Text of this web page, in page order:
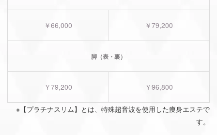
￥66,000 ￥79,200
脚（表・裏）
￥79,200 ￥96,800
※【プラチナスリム】とは、特殊超音波を使用した痩身エステで
す。